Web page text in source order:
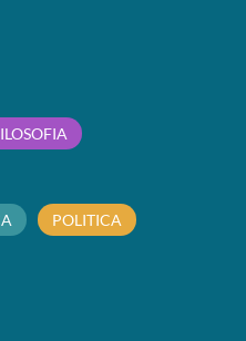
POLITICA